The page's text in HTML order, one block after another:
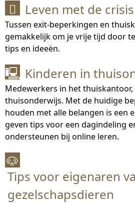
 Leven met de crisis
Tussen exit-beperkingen en
gemakkelijk om je vrije tijd door
tips en ideeën.
🖳 Kinderen in
Medewerkers in het
thuisonderwijs. Met de huidige
houden met alle belangen is een
geven tips voor een dagindeling
ondersteunen bij online leren.
🐶
Tips voor eigenaren
gezelschapsdieren